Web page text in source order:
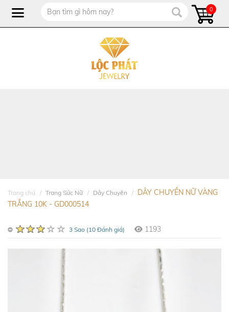
0
Trang chủ Trang Sức Nữ Dây Chuyền
DÂY CHUYỀN NỮ VÀNG
TRẮNG 10K - GD000514
3 Sao (10 Đánh giá) 1193